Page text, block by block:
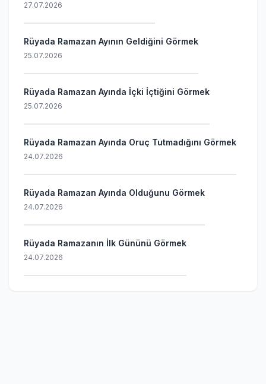
27.07.2026
Rüyada Ramazan Ayının Geldiğini Görmek
25.07.2026
Rüyada Ramazan Ayında İçki İçtiğini Görmek
25.07.2026
Rüyada Ramazan Ayında Oruç Tutmadığını Görmek
24.07.2026
Rüyada Ramazan Ayında Olduğunu Görmek
24.07.2026
Rüyada Ramazanın İlk Gününü Görmek
24.07.2026